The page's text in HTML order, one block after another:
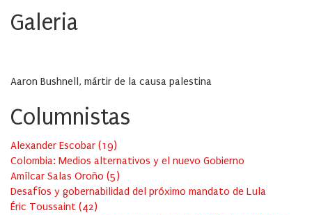
Galeria
Aaron Bushnell, mártir de la causa palestina
Columnistas
Alexander Escobar (19)
Colombia: Medios alternativos y el nuevo Gobierno
Amílcar Salas Oroño (5)
Desafíos y gobernabilidad del próximo mandato de Lula
Éric Toussaint (42)